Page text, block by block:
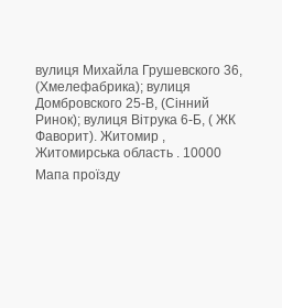
вулиця Михайла Грушевского 36,
(Хмелефабрика); вулиця
Домбровского 25-В, (Сінний
Ринок); вулиця Вітрука 6-Б, ( ЖК
Фаворит). Житомир ,
Житомирська область . 10000
Мапа проїзду